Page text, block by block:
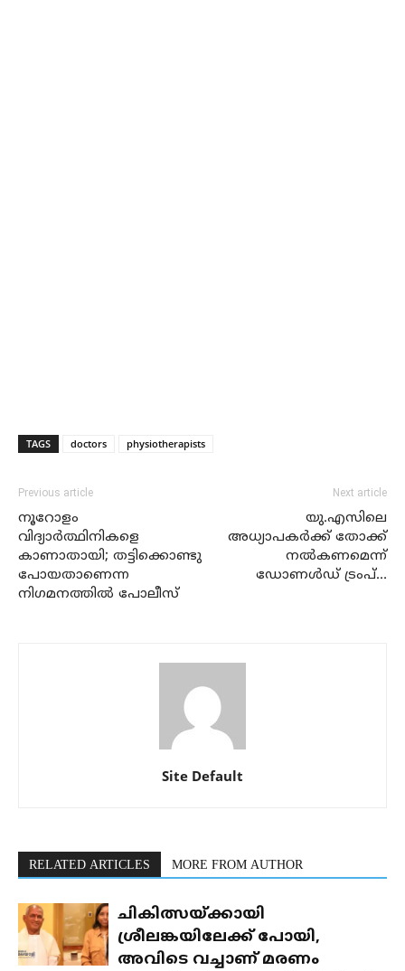
TAGS doctors physiotherapists
Previous article
നൂറോളം
വിദ്യാര്‍ത്ഥിനികളെ
കാണാതായി; തട്ടിക്കൊണ്ടു
പോയതാണെന്ന
നിഗമനത്തില്‍ പോലീസ്
Next article
യു.എസിലെ
അധ്യാപകര്‍ക്ക് തോക്ക്
നല്‍കണമെന്ന്
ഡോണള്‍ഡ് ട്രംപ്…
Site Default
RELATED ARTICLES MORE FROM AUTHOR
ചികിത്സയ്ക്കായി
ശ്രീലങ്കയിലേക്ക് പോയി,
അവിടെ വച്ചാണ് മരണം